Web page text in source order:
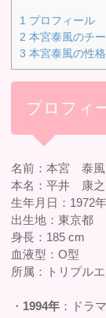
1 プロフィール
2 本宮泰風のチ
3 本宮泰風の性
プロフィ
名前：本宮 泰風
本名：平井 康之
生年月日：1972
出生地：東京都
身長：185 cm
血液型：O型
所属：トリプル
・ 1994年 ：ドラ